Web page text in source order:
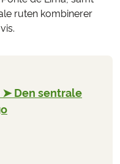
➤ Den sentrale
ruten kombinerer